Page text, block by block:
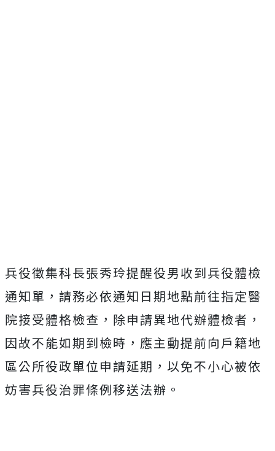
兵役徵集科長張秀玲提醒役男收到兵役體檢
通知單，請務必依通知日期地點前往指定醫
院接受體格檢查，除申請異地代辦體檢者，
因故不能如期到檢時，應主動提前向戶籍地
區公所役政單位申請延期，以免不小心被依
妨害兵役治罪條例移送法辦。